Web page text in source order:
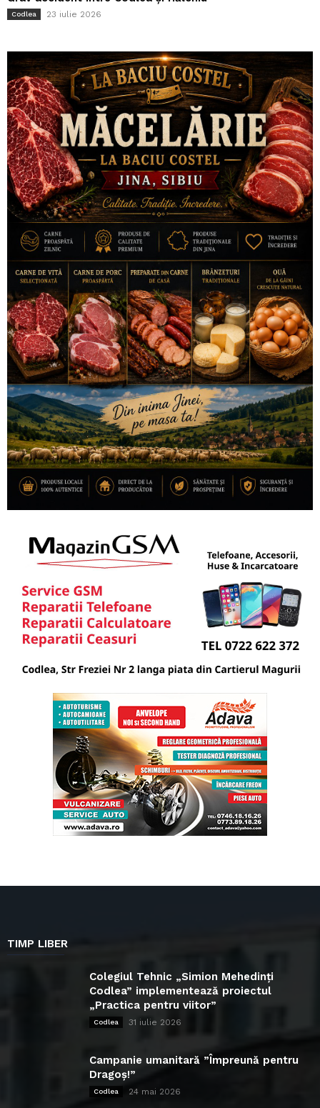
Codlea 23 iulie 2026
TIMP LIBER
Colegiul Tehnic „Simion Mehedinți
Codlea” implementează proiectul
„Practica pentru viitor”
Codlea 31 iulie 2026
Campanie umanitară ”Împreună pentru
Dragoș!”
Codlea 24 mai 2026